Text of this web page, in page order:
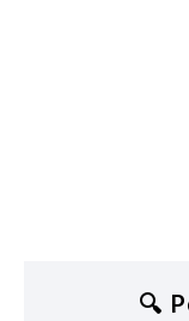
🔍